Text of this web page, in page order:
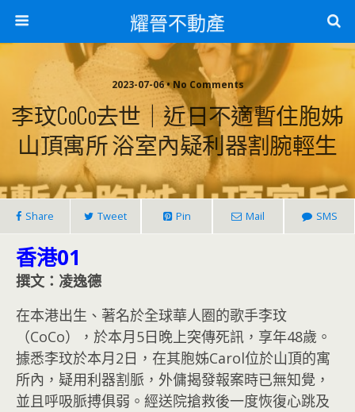
耀晉不動產
2023-07-06 • No Comments
李玟CoCo去世｜近日不適暫住胞姊
山頂寓所 浴室內疑利器割腕輕生
Share Tweet Pin Mail SMS
香港01
撰文：凌逸德
在本港出生、著名於全球華人圈的歌手李玟
（CoCo），於本月5日晚上突傳死訊，享年48歲。
據悉李玟於本月2日，在其胞姊Carol位於山頂的寓
所內，疑用利器割脈，外傭揭發報案時已無知覺，
並且呼吸脈搏俱弱。經送院搶救後一度恢復心跳及